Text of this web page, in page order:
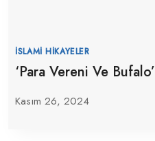
İSLAMI HIKAYELER
‘Para Vereni Ve Bufalo’
Kasım 26, 2024